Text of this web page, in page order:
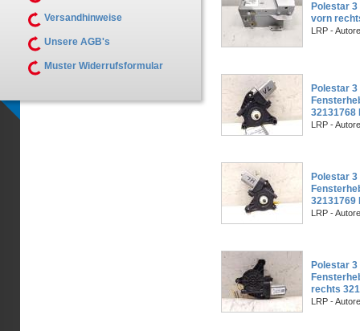
Polestar
vorn
LRP -
Polestar
32131768
LRP -
Polestar
32131769
LRP -
Polestar
rechts
LRP -
Versandhinweise
Unsere AGB's
Muster Widerrufsformular